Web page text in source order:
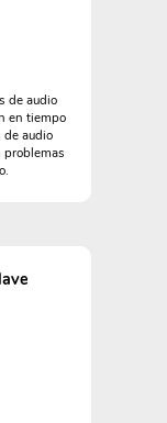
de audio
en tiempo
de audio